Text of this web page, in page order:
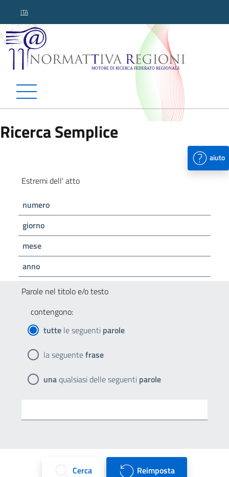
ITA
Normattiva Regioni -
Ricerca Semplice
aiuto
Estremi dell' atto
numero
giorno
mese
anno
Parole nel titolo e/o testo
contengono:
tutte le seguenti parole
la seguentefrase
unaqualsiasi delle seguenti parole
Cerca Reimposta